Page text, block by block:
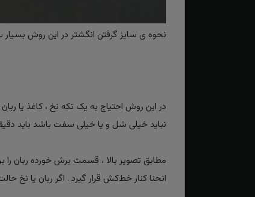
نحوه ی سایز گرفتن انگشتر در این روش بسیار
در این روش احتیاج به یک تکه نخ ، کاغذ یا
نباید خیلی شل و یا خیلی سفت باشد باید
مطابق تصویر بالا ، قسمت برش خورده ربان
انحنا کنار خط‌کش قرار گیرد . اگر ربان یا